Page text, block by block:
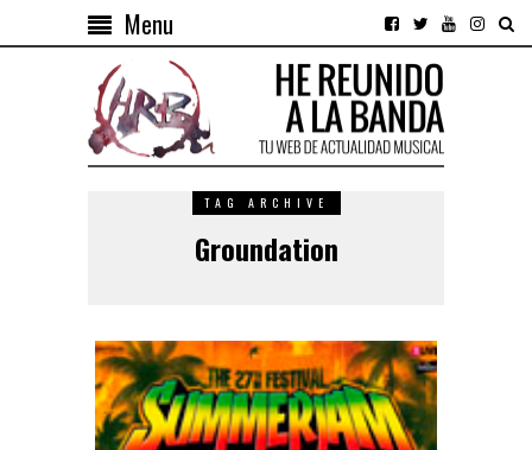
Menu
TAG ARCHIVE
Groundation